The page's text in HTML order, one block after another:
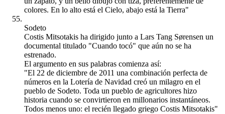
colores. En lo alto está el Cielo, abajo está la Tierra"
Sodeto
Costis Mitsotakis ha dirigido junto a Lars Tang Sørensen un
documental titulado "Cuando tocó" que aún no se ha
estrenado.
El argumento en sus palabras comienza así:
"El 22 de diciembre de 2011 una combinación perfecta de
números en la Lotería de Navidad creó un milagro en el
pueblo de Sodeto. Toda un pueblo de agricultores hizo
historia cuando se convirtieron en millonarios instantáneos.
Todos menos uno: el recién llegado griego Costis Mitsotakis"